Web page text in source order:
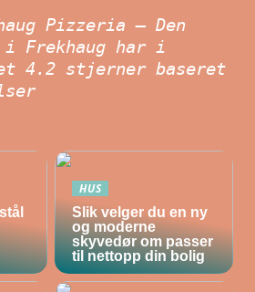
Pizzeria – Den
i Frekhaug har i
4.2 stjerner baseret
HUS
Slik velger du en ny
og moderne
skyvedør om passer
til nettopp din bolig